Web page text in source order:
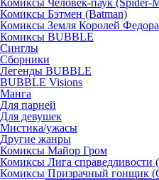
Комиксы Бэтмен (Batman)
Комиксы Земля Королей
Комиксы BUBBLE
Синглы
Сборники
Легенды BUBBLE
BUBBLE Visions
Манга
Для парней
Для девушек
Мистика/ужасы
Другие жанры
Комиксы Майор Гром
Комиксы Лига справедливости
Комиксы Призрачный гонщик